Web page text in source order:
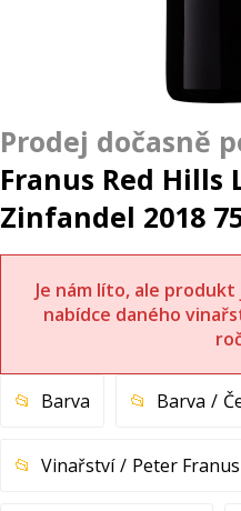
Franus Red Hills
Zinfandel 2018
Je nám líto, ale
nabídce daného
Barva Barva
Vinařství Peter